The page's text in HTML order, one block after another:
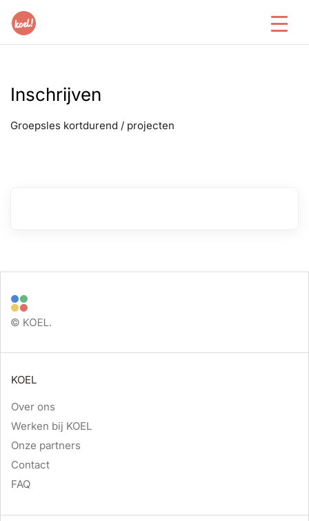
Inschrijven
Groepsles kortdurend / projecten
KOEL
Over ons
Werken bij KOEL
Onze partners
Contact
FAQ